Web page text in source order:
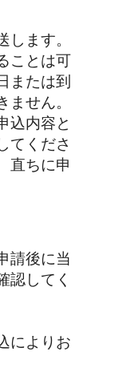
ます。
ことは可
または到
せん。
込内容と
てくださ
直ちに申
請後に当
認してく
によりお